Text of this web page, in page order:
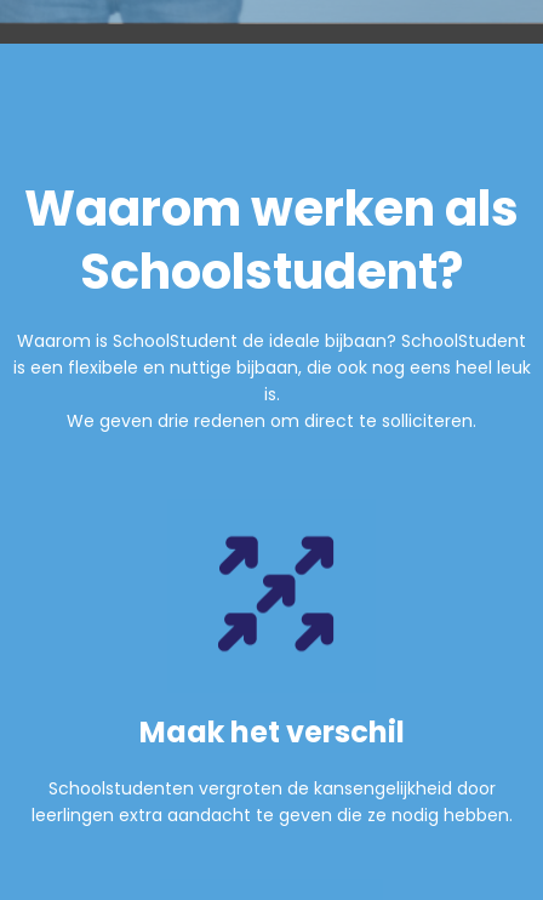
Waarom werken als
Schoolstudent?
Waarom is SchoolStudent de ideale bijbaan? SchoolStudent
is een flexibele en nuttige bijbaan, die ook nog eens heel leuk
is.
We geven drie redenen om direct te solliciteren.
Maak het verschil
Schoolstudenten vergroten de kansengelijkheid door
leerlingen extra aandacht te geven die ze nodig hebben.